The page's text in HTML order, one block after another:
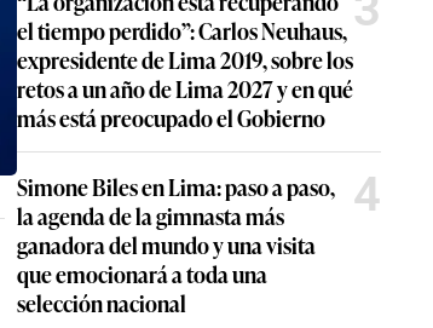
el tiempo perdido”: Carlos Neuhaus,
expresidente de Lima 2019, sobre los
retos a un año de Lima 2027 y en qué
más está preocupado el Gobierno
Simone Biles en Lima: paso a paso,
la agenda de la gimnasta más
ganadora del mundo y una visita
que emocionará a toda una
selección nacional
4